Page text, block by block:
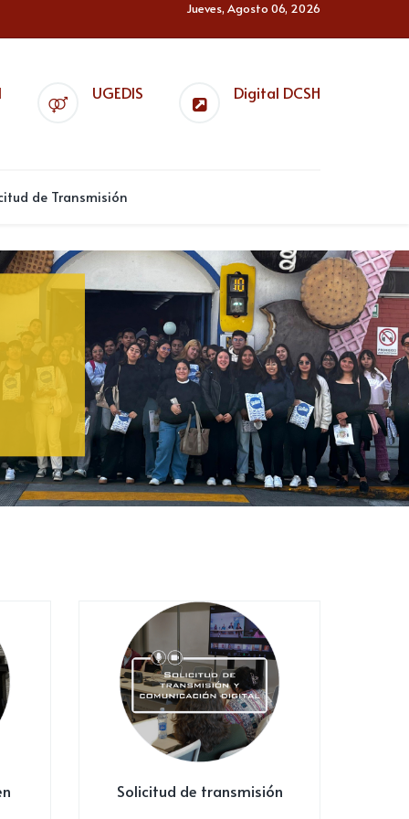
Jueves, Agosto 06, 2026
UGEDIS Digital DCSH
de Transmisión
Solicitud de transmisión